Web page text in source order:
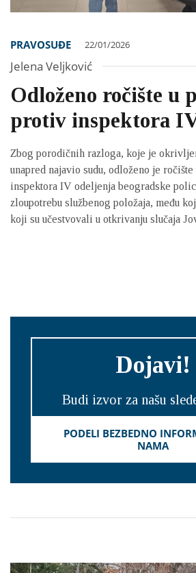
PRAVOSUĐE 22/01/2026
Jelena Veljković
Odloženo ročište u
protiv inspektora
Zbog porodičnih razloga, koje je
unapred najavio sudu, odloženo je
inspektora IV odeljenja beogradske
zloupotrebu službenog položaja, među
koji su učestvovali u otkrivanju slučaja
Dojavi!
Budi izvor za našu
PODELI BEZBEDNO
NAMA